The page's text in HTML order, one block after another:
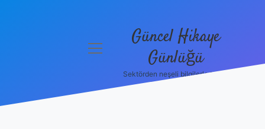
menüyü
Güncel Hikaye
Günlüğü
Sektörden neşeli bilgilerle tanış!